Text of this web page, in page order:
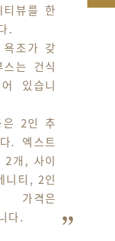
뷰를 한
.
조가 갖
는 건식
있습니
은 2인 추
. 엑스트
2개, 사이
티, 2인
가격은
다.